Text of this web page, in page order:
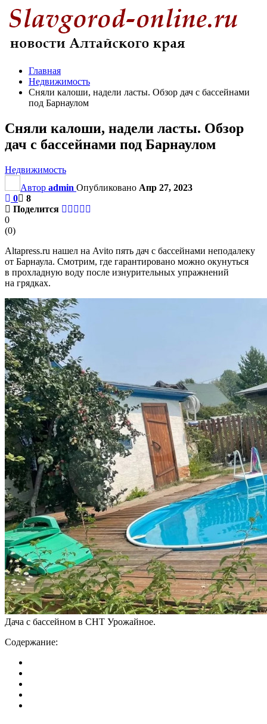
Главная
Недвижимость
Сняли калоши, надели ласты. Обзор дач с бассейнами
под Барнаулом
Сняли калоши, надели ласты. Обзор
дач с бассейнами под Барнаулом
Недвижимость
Автор admin Опубликовано Апр 27, 2023
0
8
Поделится
0
(0)
Altapress.ru нашел на Avito пять дач с бассейнами неподалеку
от Барнаула. Смотрим, где гарантировано можно окунуться
в прохладную воду после изнурительных упражнений
на грядках.
Дача с бассейном в СНТ Урожайное.
Содержание: